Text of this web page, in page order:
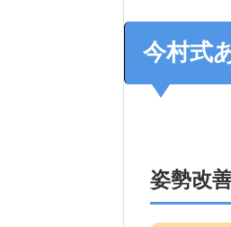
今村式
姿勢改